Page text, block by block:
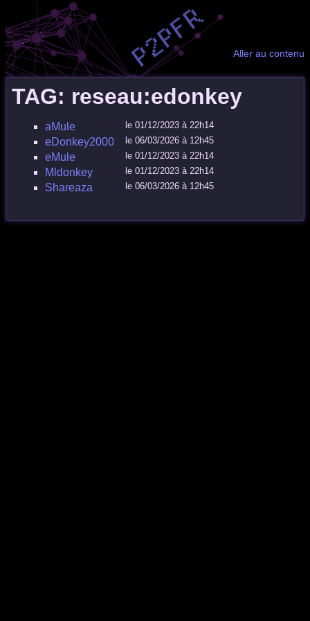
Aller au contenu
TAG: reseau:edonkey
aMule le 01/12/2023 à 22h14
eDonkey2000 le 06/03/2026 à 12h45
eMule le 01/12/2023 à 22h14
Mldonkey le 01/12/2023 à 22h14
Shareaza le 06/03/2026 à 12h45